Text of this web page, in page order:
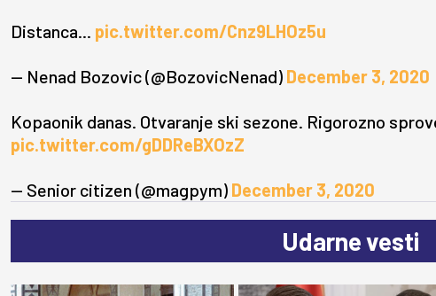
Distanca... pic.twitter.com/Cnz9LHOz5u
— Nenad Bozovic (@BozovicNenad) December 3, 2020
Kopaonik danas. Otvaranje ski sezone. Rigorozno
pic.twitter.com/gDDReBXOzZ
— Senior citizen (@magpym) December 3, 2020
Udarne vesti